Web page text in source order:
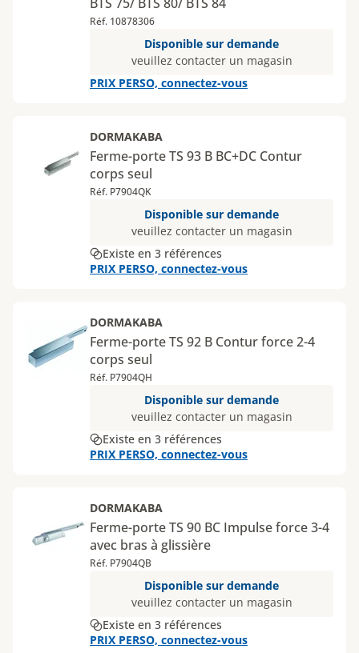
Réf. 10878306
Disponible sur demande
veuillez contacter un magasin
PRIX PERSO, connectez-vous
DORMAKABA
Ferme-porte TS 93 B BC+DC Contur
corps seul
Réf. P7904QK
Disponible sur demande
veuillez contacter un magasin
Existe en 3 références
PRIX PERSO, connectez-vous
DORMAKABA
Ferme-porte TS 92 B Contur force 2-4
corps seul
Réf. P7904QH
Disponible sur demande
veuillez contacter un magasin
Existe en 3 références
PRIX PERSO, connectez-vous
DORMAKABA
Ferme-porte TS 90 BC Impulse force 3-4
avec bras à glissière
Réf. P7904QB
Disponible sur demande
veuillez contacter un magasin
Existe en 3 références
PRIX PERSO, connectez-vous